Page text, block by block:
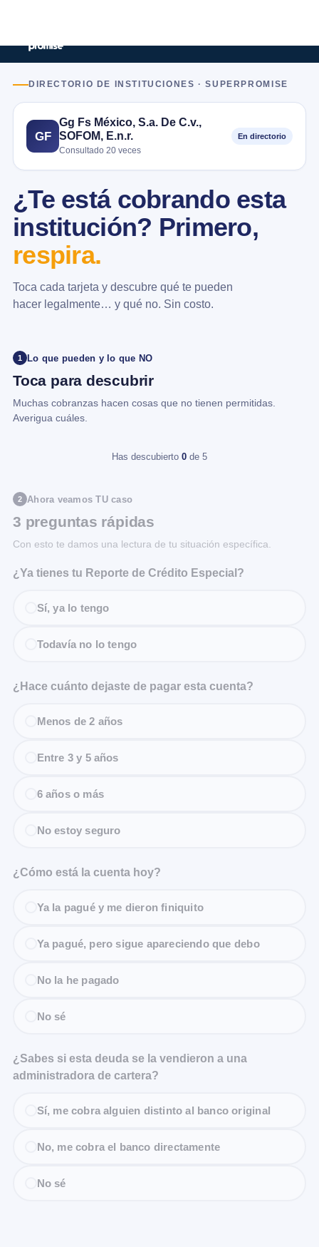
DIRECTORIO DE INSTITUCIONES · SUPERPROMISE
GF
Gg Fs México, S.a. De C.v.,
SOFOM, E.n.r.
Consultado 20 veces
En directorio
¿Te está cobrando esta
institución? Primero,
respira.
Toca cada tarjeta y descubre qué te pueden
hacer legalmente… y qué no. Sin costo.
1 Lo que pueden y lo que NO
Toca para descubrir
Muchas cobranzas hacen cosas que no tienen permitidas.
Averigua cuáles.
Has descubierto 0 de 5
2 Ahora veamos TU caso
3 preguntas rápidas
Con esto te damos una lectura de tu situación específica.
¿Ya tienes tu Reporte de Crédito Especial?
Sí, ya lo tengo
Todavía no lo tengo
¿Hace cuánto dejaste de pagar esta cuenta?
Menos de 2 años
Entre 3 y 5 años
6 años o más
No estoy seguro
¿Cómo está la cuenta hoy?
Ya la pagué y me dieron finiquito
Ya pagué, pero sigue apareciendo que debo
No la he pagado
No sé
¿Sabes si esta deuda se la vendieron a una
administradora de cartera?
Sí, me cobra alguien distinto al banco original
No, me cobra el banco directamente
No sé